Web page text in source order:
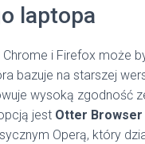
laptopa
i Firefox może
bazuje na starszej
wysoką zgodność
jest Otter Browser
Operą, który